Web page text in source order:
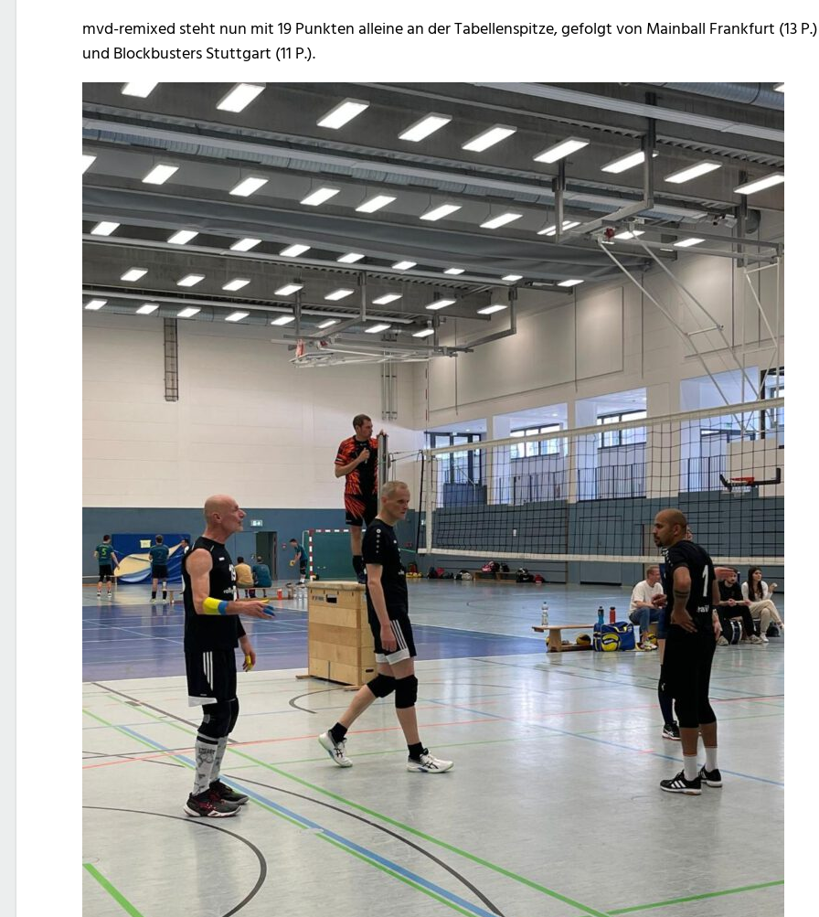
mvd-remixed steht nun mit 19 Punkten alleine an der Tabellenspitze, gefolgt von Mainball Frankfurt (13 P.)
und Blockbusters Stuttgart (11 P.).